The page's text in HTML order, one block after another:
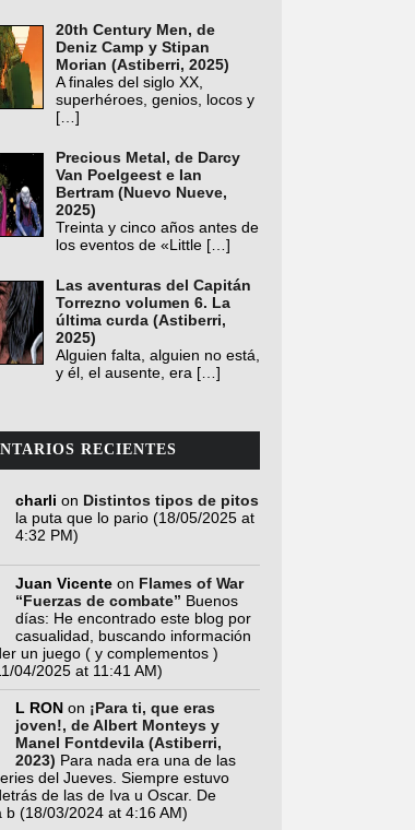
20th Century Men, de
Deniz Camp y Stipan
Morian (Astiberri, 2025)
A finales del siglo XX,
superhéroes, genios, locos y
[…]
Precious Metal, de Darcy
Van Poelgeest e Ian
Bertram (Nuevo Nueve,
2025)
Treinta y cinco años antes de
los eventos de «Little […]
Las aventuras del Capitán
Torrezno volumen 6. La
última curda (Astiberri,
2025)
Alguien falta, alguien no está,
y él, el ausente, era […]
RECIENTES
charli on Distintos tipos de pitos
la puta que lo pario (18/05/2025 at
4:32 PM)
Juan Vicente on Flames of War
“Fuerzas de combate” Buenos
días: He encontrado este blog por
casualidad, buscando información
un juego ( y complementos )
04/2025 at 11:41 AM)
L RON on ¡Para ti, que eras
joven!, de Albert Monteys y
Manel Fontdevila (Astiberri,
2023) Para nada era una de las
del Jueves. Siempre estuvo
de las de Iva u Oscar. De
b (18/03/2024 at 4:16 AM)